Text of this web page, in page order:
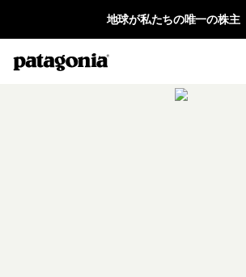
地球が私たちの唯一の株主